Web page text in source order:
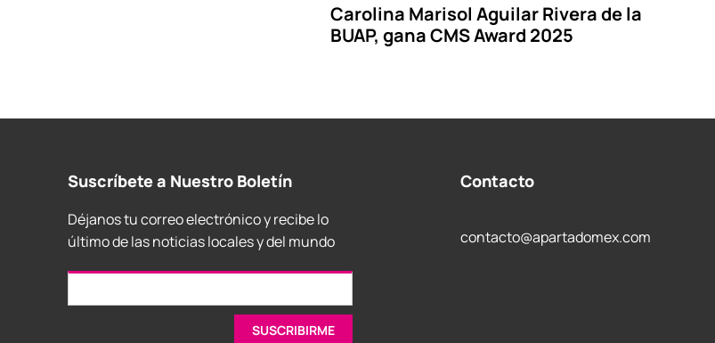
Carolina Marisol Aguilar Rivera de la
BUAP, gana CMS Award 2025
Suscríbete a Nuestro Boletín
Déjanos tu correo electrónico y recibe lo
último de las noticias locales y del mundo
Contacto
contacto@apartadomex.com